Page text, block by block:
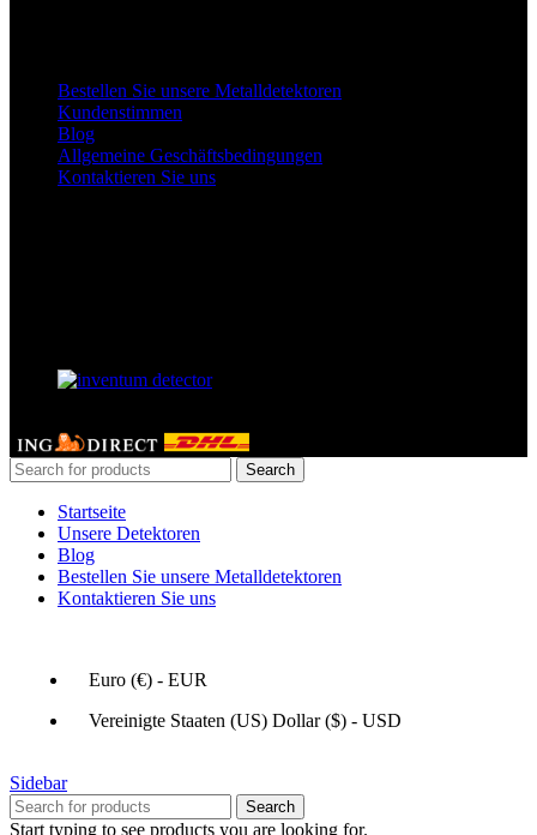
Bestellen Sie unsere Metalldetektoren
Kundenstimmen
Blog
Allgemeine Geschäftsbedingungen
Kontaktieren Sie uns
Search
Startseite
Unsere Detektoren
Blog
Bestellen Sie unsere Metalldetektoren
Kontaktieren Sie uns
Euro (€) - EUR
Vereinigte Staaten (US) Dollar ($) - USD
Sidebar
Search
Start typing to see products you are looking for.